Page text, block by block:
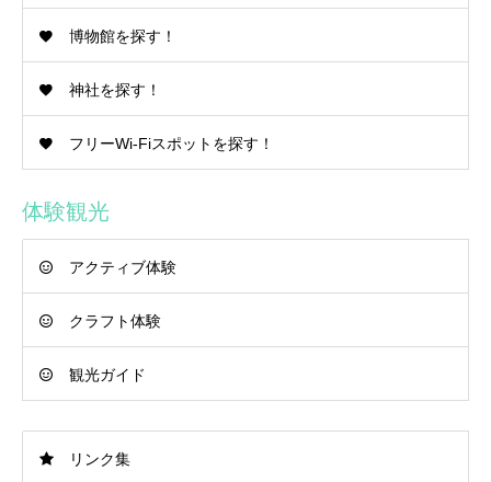
博物館を探す！
神社を探す！
フリーWi-Fiスポットを探す！
体験観光
アクティブ体験
クラフト体験
観光ガイド
リンク集